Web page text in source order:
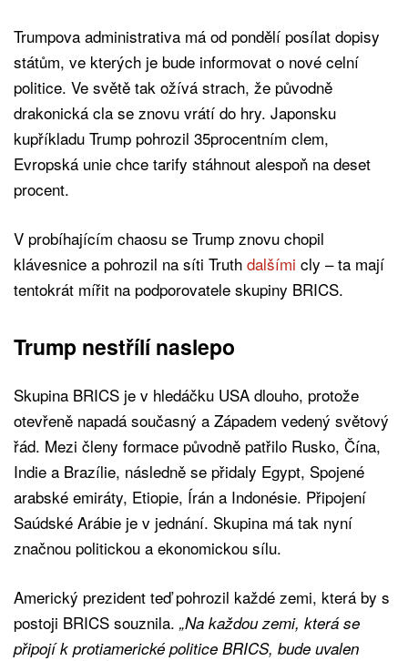
Trumpova administrativa má od pondělí posílat dopisy
státům, ve kterých je bude informovat o nové celní
politice. Ve světě tak ožívá strach, že původně
drakonická cla se znovu vrátí do hry. Japonsku
kupříkladu Trump pohrozil 35procentním clem,
Evropská unie chce tarify stáhnout alespoň na deset
procent.
V probíhajícím chaosu se Trump znovu chopil
klávesnice a pohrozil na síti Truth dalšími cly – ta mají
tentokrát mířit na podporovatele skupiny BRICS.
Trump nestřílí naslepo
Skupina BRICS je v hledáčku USA dlouho, protože
otevřeně napadá současný a Západem vedený světový
řád. Mezi členy formace původně patřilo Rusko, Čína,
Indie a Brazílie, následně se přidaly Egypt, Spojené
arabské emiráty, Etiopie, Írán a Indonésie. Připojení
Saúdské Arábie je v jednání. Skupina má tak nyní
značnou politickou a ekonomickou sílu.
Americký prezident teď pohrozil každé zemi, která by s
postoji BRICS souznila. „Na každou zemi, která se
připojí k protiamerické politice BRICS, bude uvalen